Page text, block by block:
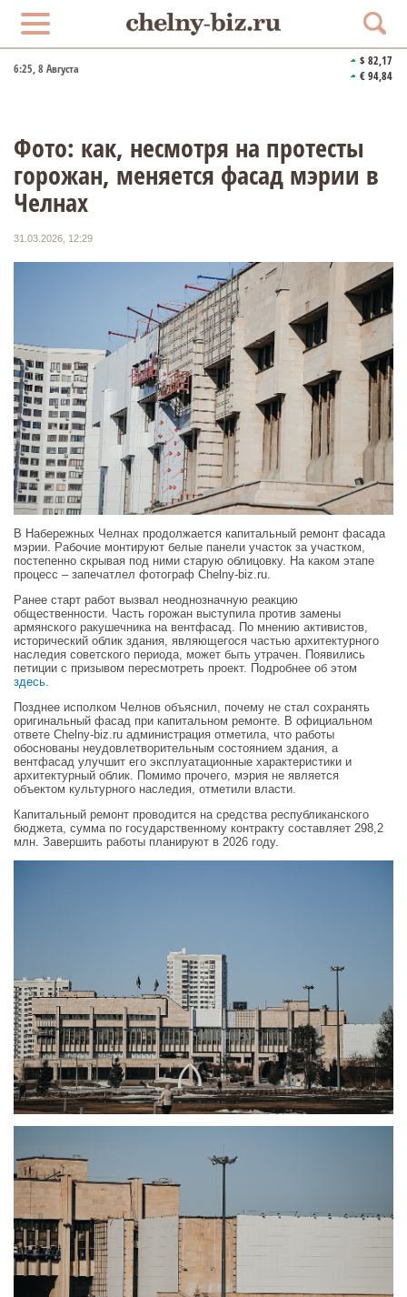
6:25, 8 Августа
$ 82,17
€ 94,84
Фото: как, несмотря на протесты
горожан, меняется фасад мэрии в
Челнах
31.03.2026, 12:29
В Набережных Челнах продолжается капитальный ремонт фасада
мэрии. Рабочие монтируют белые панели участок за участком,
постепенно скрывая под ними старую облицовку. На каком этапе
процесс – запечатлел фотограф Chelny-biz.ru.
Ранее старт работ вызвал неоднозначную реакцию
общественности. Часть горожан выступила против замены
армянского ракушечника на вентфасад. По мнению активистов,
исторический облик здания, являющегося частью архитектурного
наследия советского периода, может быть утрачен. Появились
петиции с призывом пересмотреть проект. Подробнее об этом
здесь.
Позднее исполком Челнов объяснил, почему не стал сохранять
оригинальный фасад при капитальном ремонте. В официальном
ответе Chelny-biz.ru администрация отметила, что работы
обоснованы неудовлетворительным состоянием здания, а
вентфасад улучшит его эксплуатационные характеристики и
архитектурный облик. Помимо прочего, мэрия не является
объектом культурного наследия, отметили власти.
Капитальный ремонт проводится на средства республиканского
бюджета, сумма по государственному контракту составляет 298,2
млн. Завершить работы планируют в 2026 году.